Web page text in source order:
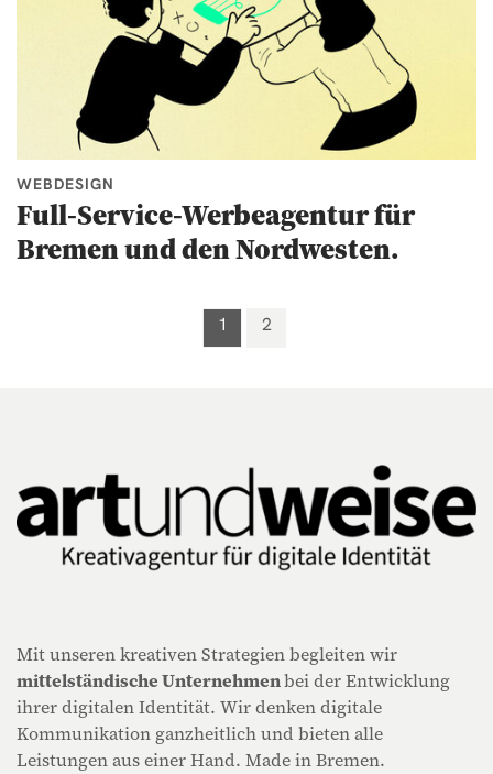
WEBDESIGN
Full-Service-Werbeagentur für
Bremen und den Nordwesten.
1 2
Mit unseren kreativen Strategien begleiten wir
mittelständische Unternehmenbei der Entwicklung
ihrer digitalen Identität. Wir denken digitale
Kommunikation ganzheitlich und bieten alle
Leistungen aus einer Hand. Made in Bremen.